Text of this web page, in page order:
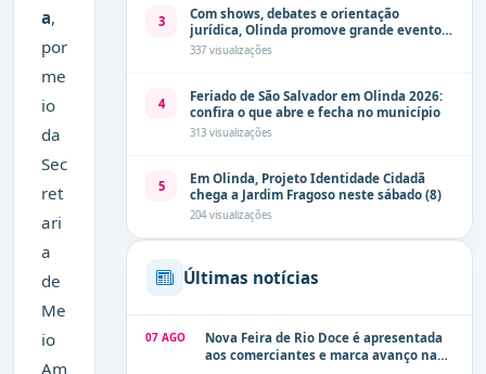
a,
por
me
io
da
Sec
ret
ari
a
de
Me
io
Am
3
Com shows, debates e orientação
jurídica, Olinda promove grande evento
de combate à violência contra a mulher
neste sábado (8)
337 visualizações
4
Feriado de São Salvador em Olinda 2026:
confira o que abre e fecha no município
313 visualizações
5
Em Olinda, Projeto Identidade Cidadã
chega a Jardim Fragoso neste sábado (8)
204 visualizações
Últimas notícias
07 AGO
Nova Feira de Rio Doce é apresentada
aos comerciantes e marca avanço na